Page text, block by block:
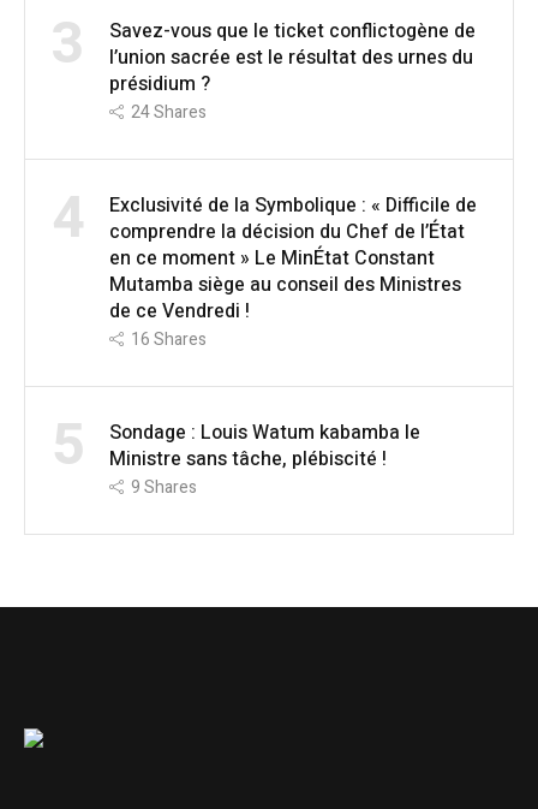
3
Savez-vous que le ticket conflictogène de
l’union sacrée est le résultat des urnes du
présidium ?
24Shares
4
Exclusivité de la Symbolique : « Difficile de
comprendre la décision du Chef de l’État
en ce moment » Le MinÉtat Constant
Mutamba siège au conseil des Ministres
de ce Vendredi !
16Shares
5
Sondage : Louis Watum kabamba le
Ministre sans tâche, plébiscité !
9Shares